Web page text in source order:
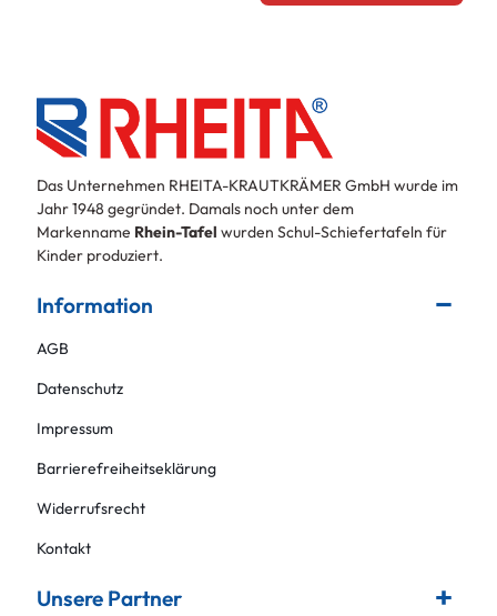
Das Unternehmen RHEITA-KRAUTKRÄMER GmbH wurde im
Jahr 1948 gegründet. Damals noch unter dem
Markenname Rhein-Tafel wurden Schul-Schiefertafeln für
Kinder produziert.
Information
AGB
Datenschutz
Impressum
Barrierefreiheitseklärung
Widerrufsrecht
Kontakt
Unsere Partner